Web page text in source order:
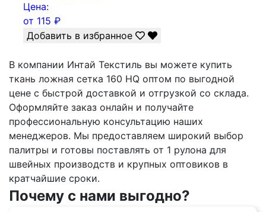
Цена:
от 115 ₽
Добавить в избранное
В компании Интай Текстиль вы можете купить
ткань ложная сетка 160 HQ оптом по выгодной
цене с быстрой доставкой и отгрузкой со склада.
Оформляйте заказ онлайн и получайте
профессиональную консультацию наших
менеджеров. Мы предоставляем широкий выбор
палитры и готовы поставлять от 1 рулона для
швейных производств и крупных оптовиков в
кратчайшие сроки.
Почему с нами выгодно?